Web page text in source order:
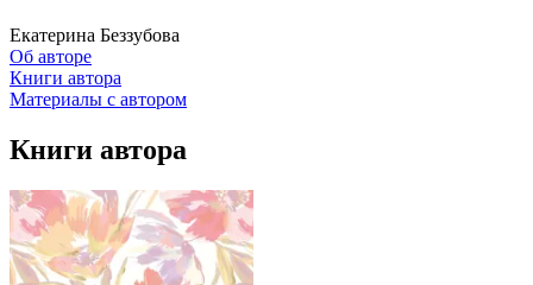
Екатерина Беззубова
Об авторе
Книги автора
Материалы с автором
Книги автора